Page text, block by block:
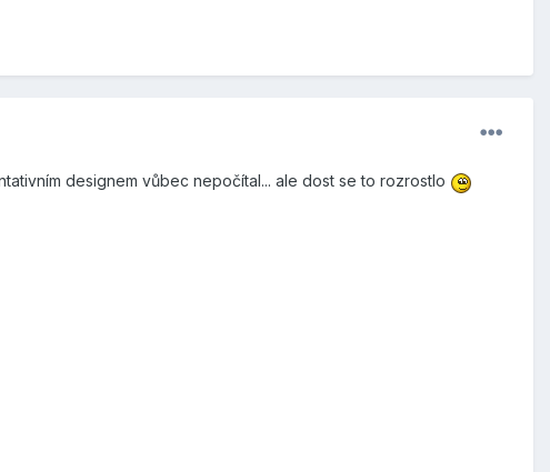
designem vůbec nepočítal... ale dost se to rozrostlo